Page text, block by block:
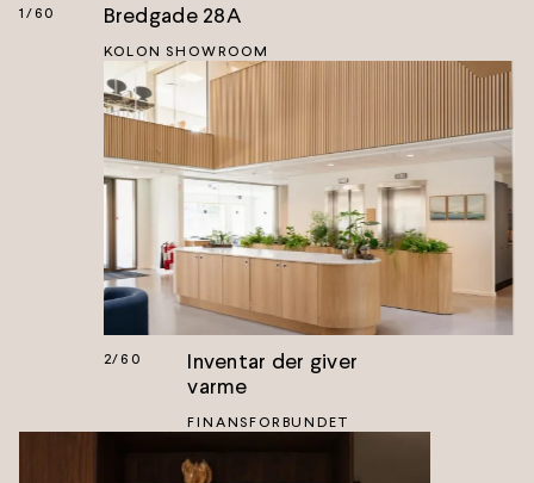
1 /60 Bredgade 28A
KOLON SHOWROOM
2/60
Inventar der giver
varme
FINANSFORBUNDET